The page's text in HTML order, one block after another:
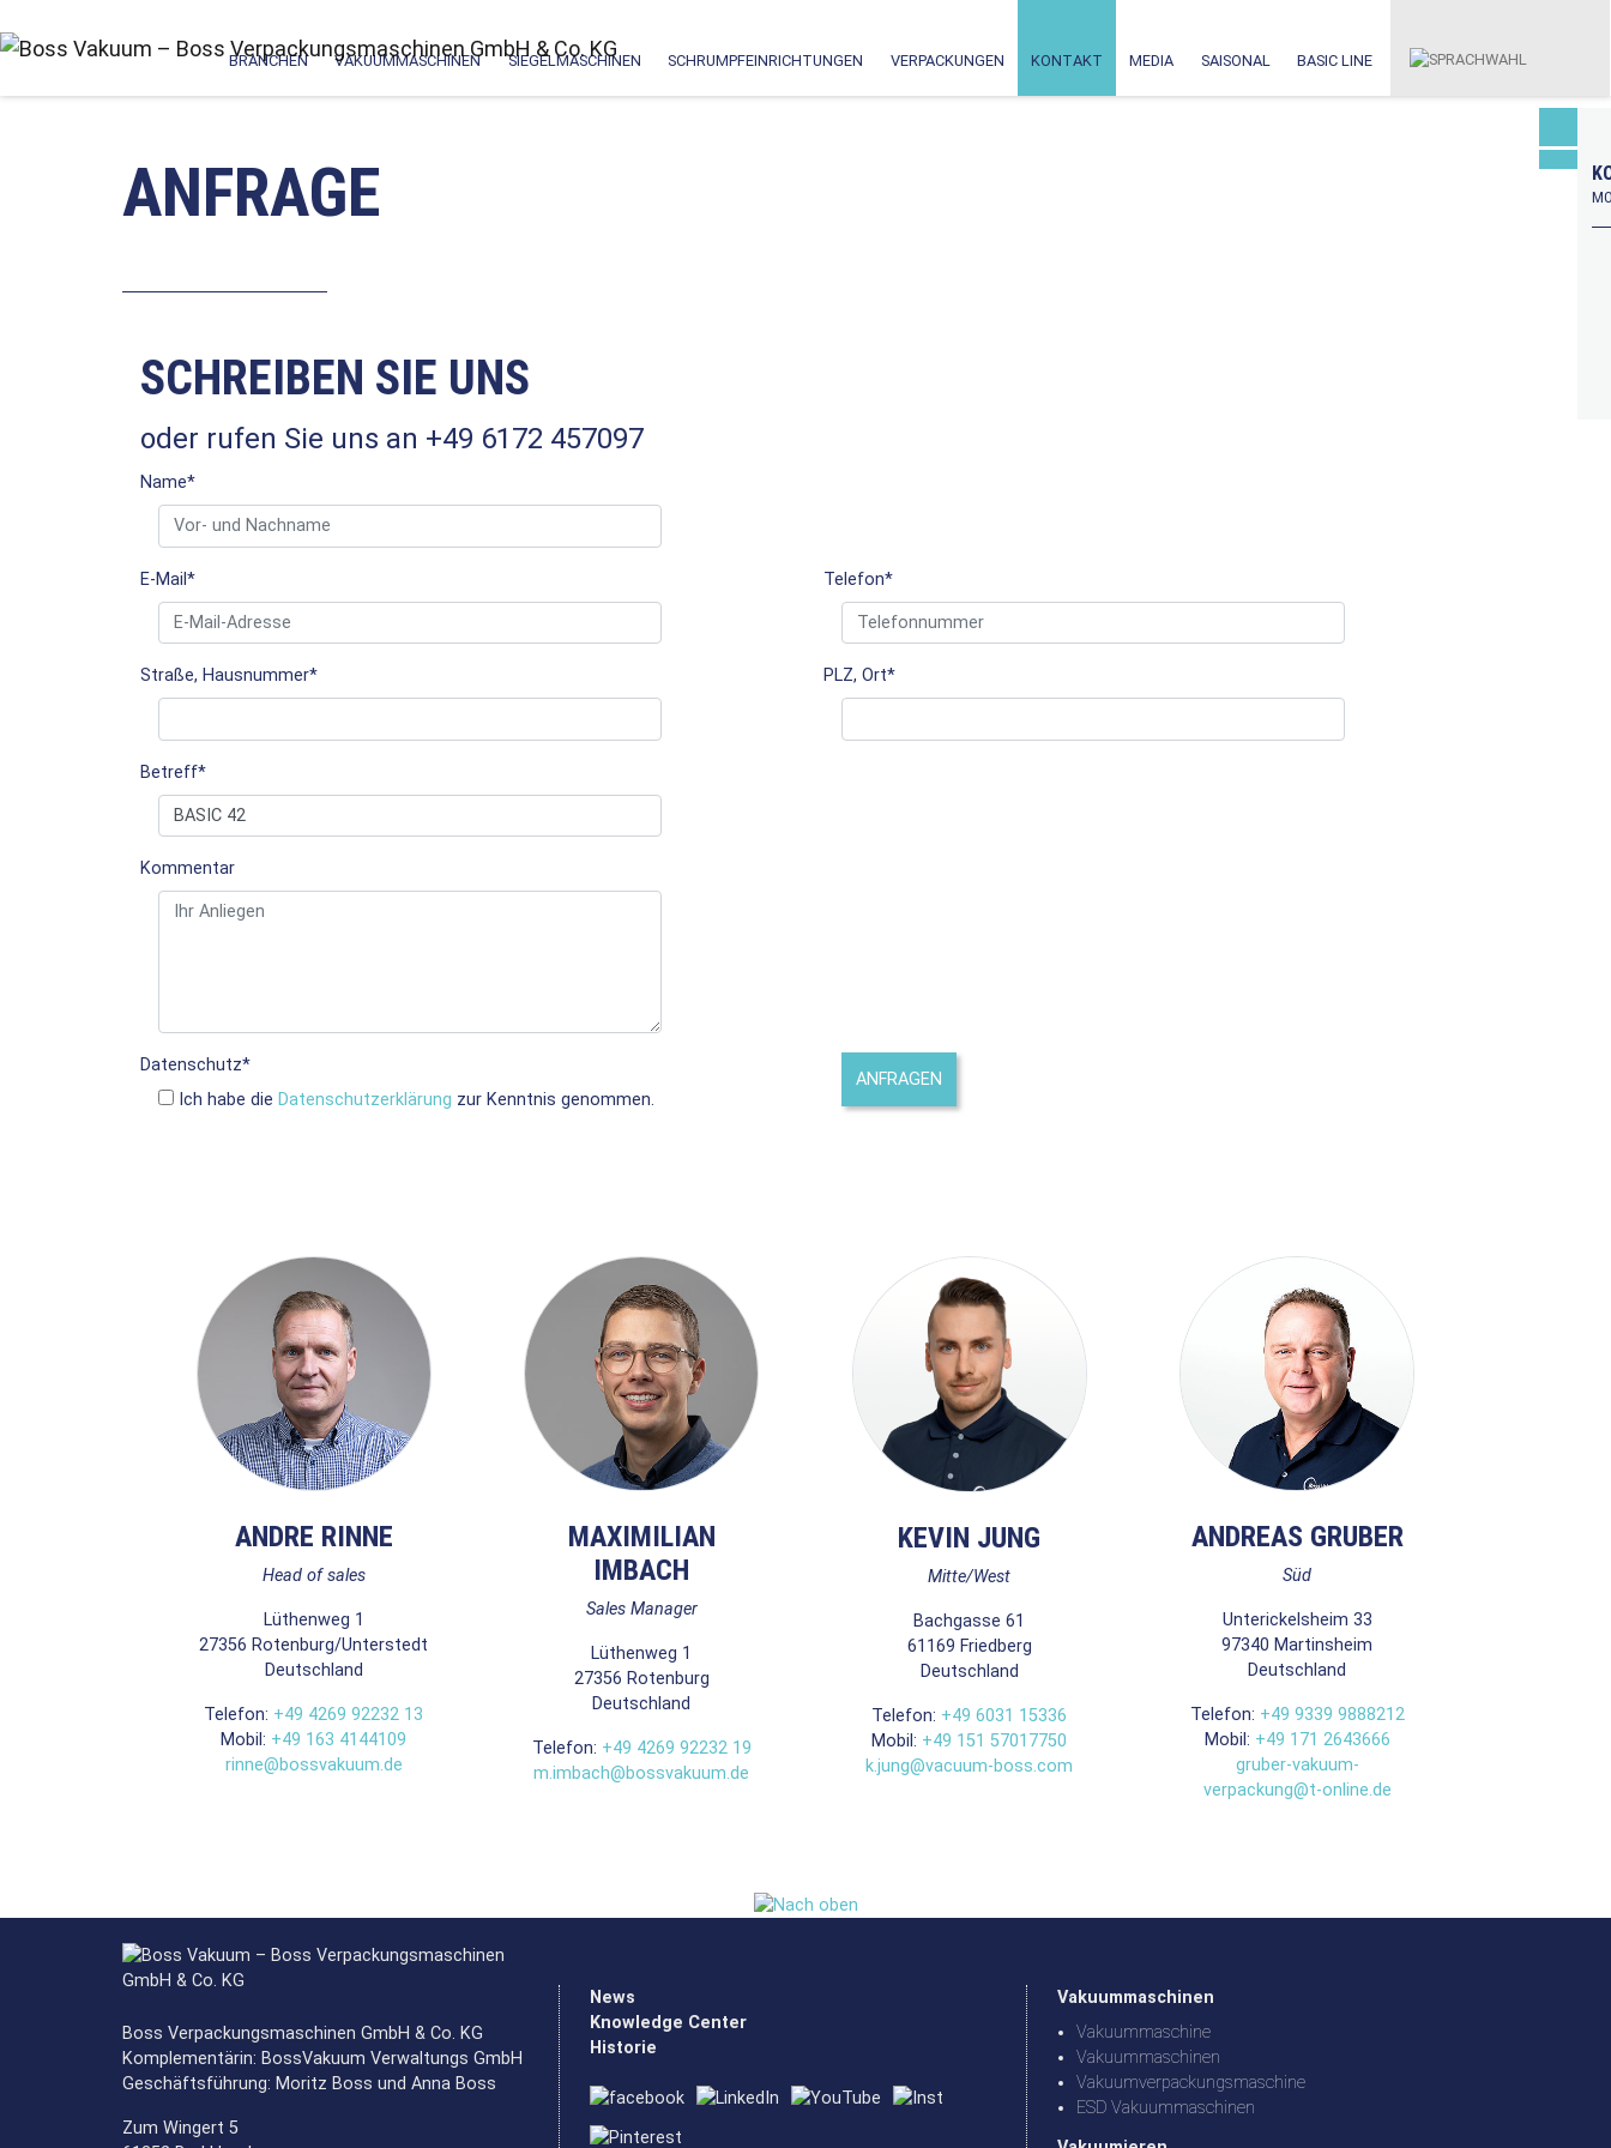
BRANCHEN VAKUUMMASCHINEN SIEGELMASCHINEN SCHRUMPFEINRICHTUNGEN VERPACKUNGEN KONTAKT MEDIA SAISONAL BASIC LINE
ANFRAGE
SCHREIBEN SIE UNS
oder rufen Sie uns an +49 6172 457097
Name*
E-Mail * Telefon*
Straße, Hausnummer* PLZ, Ort*
Betreff*
Kommentar
Datenschutz*
Ich habe die Datenschutzerklärung zur Kenntnis genommen.
ANDRE RINNE
Head of sales
Lüthenweg 1
27356 Rotenburg/Unterstedt
Deutschland
Telefon: +49 4269 92232 13
Mobil: +49 163 4144109
rinne@bossvakuum.de
MAXIMILIAN
IMBACH
Sales Manager
Lüthenweg 1
27356 Rotenburg
Deutschland
Telefon: +49 4269 92232 19
m.imbach@bossvakuum.de
KEVIN JUNG
Mitte/West
Bachgasse 61
61169 Friedberg
Deutschland
Telefon: +49 6031 15336
Mobil: +49 151 57017750
k.jung@vacuum-boss.com
ANDREAS GRUBER
Süd
Unterickelsheim 33
97340 Martinsheim
Deutschland
Telefon: +49 9339 9888212
Mobil: +49 171 2643666
gruber-vakuum-
verpackung@t-online.de
Boss Verpackungsmaschinen GmbH & Co. KG
Komplementärin: BossVakuum Verwaltungs GmbH
Geschäftsführung: Moritz Boss und Anna Boss
Zum Wingert 5
News
Knowledge Center
Historie
Vakuummaschinen
Vakuummaschine
Vakuummaschinen
Vakuumverpackungsmaschine
ESD Vakuummaschinen